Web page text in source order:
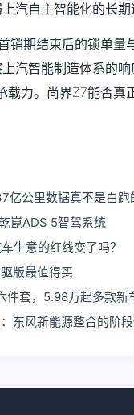
汽自主智能化的长
销期结束后的锁单量
汽智能制造体系的
力。尚界Z7能否真
亿公里数据真不是白跑
崑ADS 5智驾系统
生意的红线变了吗？
版最值得买
件套，5.98万起多款新
东风新能源整合的阶